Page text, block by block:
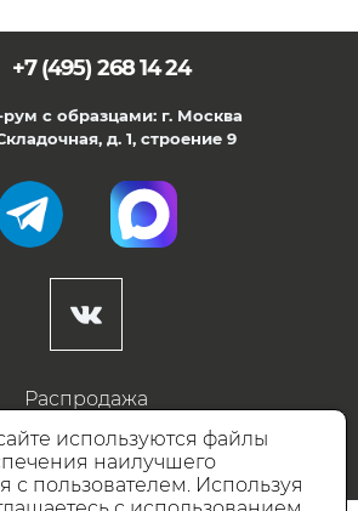
+7 (495) 268 14 24
с образцами: г. Москва
д. 1, строение 9
Распродажа
Готовые дизайны
Дизайнерам
используются файлы
наилучшего
с пользователем. Используя